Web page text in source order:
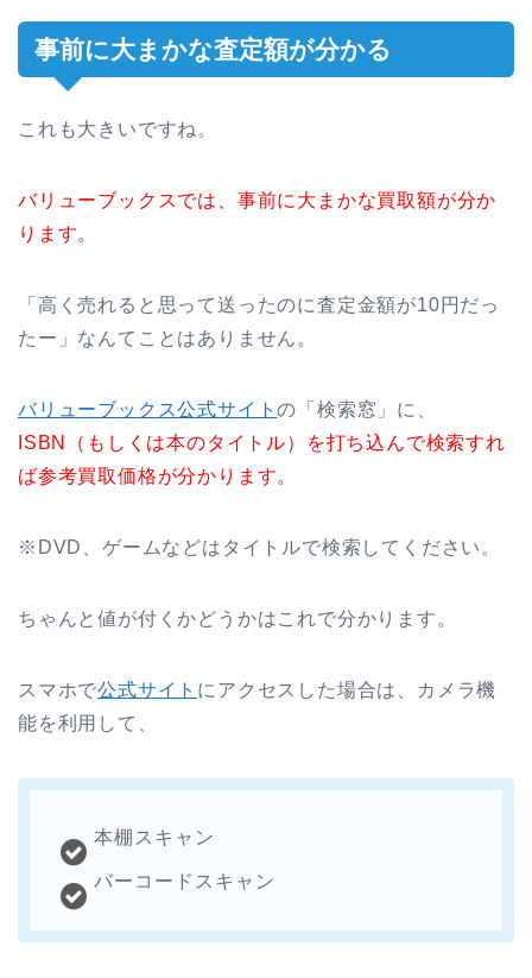
事前に大まかな査定額が分かる
これも大きいですね。
バリューブックスでは、事前に大まかな買取額が分か
ります。
「高く売れると思って送ったのに査定金額が10円だっ
たー」なんてことはありません。
バリューブックス公式サイトの「検索窓」に、
ISBN（もしくは本のタイトル）を打ち込んで検索すれ
ば参考買取価格が分かります。
※DVD、ゲームなどはタイトルで検索してください。
ちゃんと値が付くかどうかはこれで分かります。
スマホで公式サイト にアクセスした場合は、カメラ機
能を利用して、
本棚スキャン
バーコードスキャン